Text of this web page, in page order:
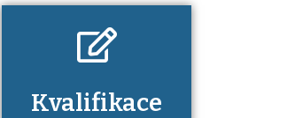
Kvalifikace